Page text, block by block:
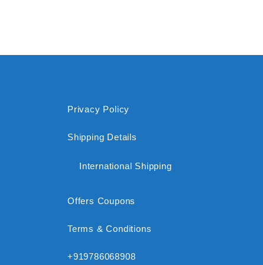
Privacy Policy
Shipping Details
International Shipping
Offers Coupons
Terms & Conditions
+919786068908